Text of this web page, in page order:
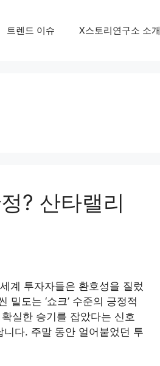
트렌드 이슈 X스토리연구소 소개
? 산타랠리
계 투자자들은 환호성을 질렀
도는 ‘쇼크’ 수준의 긍정적
실한 승기를 잡았다는 신호
다. 주말 동안 얼어붙었던 투